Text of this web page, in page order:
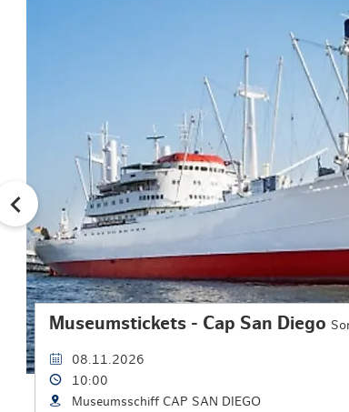
Museumstickets - Cap San Diego
08.11.2026
10:00
Museumsschiff CAP SAN DIEGO